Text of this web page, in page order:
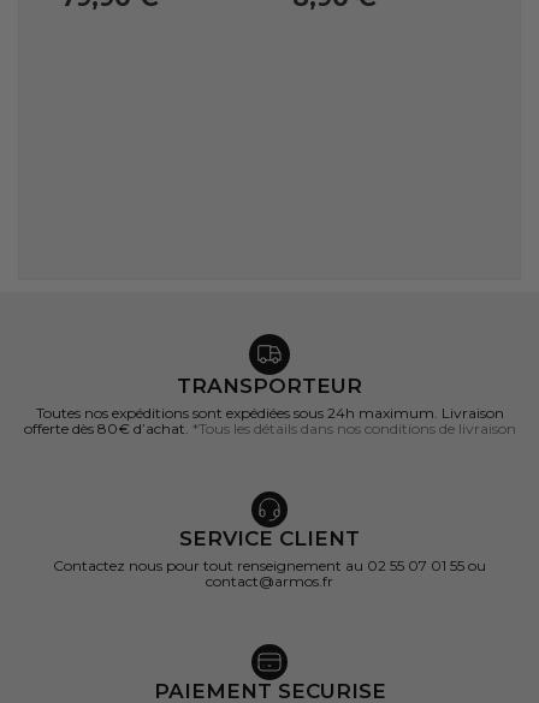
TRANSPORTEUR
Toutes nos expéditions sont expédiées sous 24h maximum. Livraison
offerte dès 80€ d’achat. *Tous les détails dans nos conditions de livraison
SERVICE CLIENT
Contactez nous pour tout renseignement au 02 55 07 01 55 ou
contact@armos.fr
PAIEMENT SECURISE